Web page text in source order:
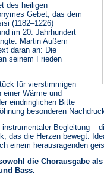
des heiligen
Gebet, das dem
(1182–1226)
im 20. Jahrhundert
Martin Außem
daran an: Die
seinem Frieden
für vierstimmigen
Wärme und
eindringlichen Bitte
besonderen
Begleitung –
das die Herzen bewegt.
einem herausragenden
die Chorausgabe
Bass.